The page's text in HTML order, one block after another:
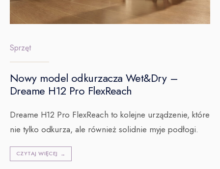
Sprzęt
Nowy model odkurzacza Wet&Dry –
Dreame H12 Pro FlexReach
Dreame H12 Pro FlexReach to kolejne urządzenie, które
nie tylko odkurza, ale również solidnie myje podłogi.
CZYTAJ WIĘCEJ →